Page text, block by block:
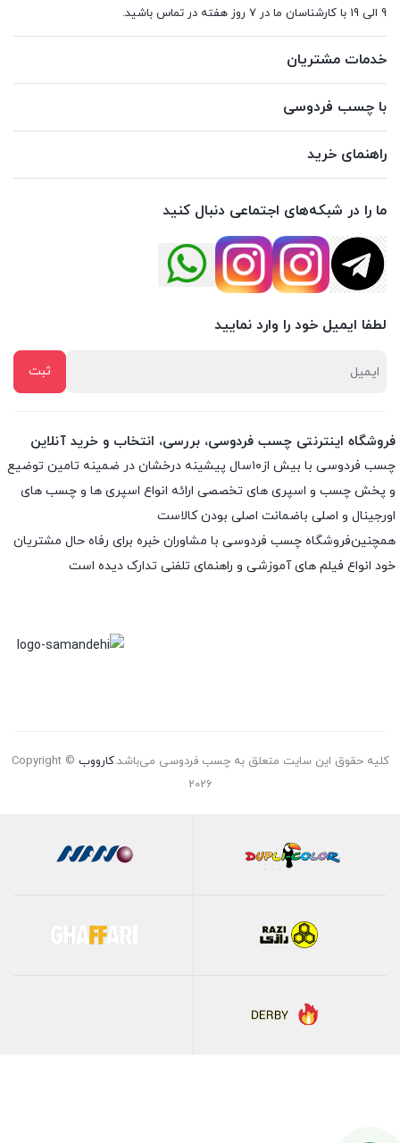
9 الی 19 با کارشناسان ما در 7 روز هفته در تماس باشید.
خدمات مشتریان
با چسب فردوسی
راهنمای خرید
ما را در شبکه‌های اجتماعی دنبال کنید
لطفا ایمیل خود را وارد نمایید
فروشگاه اینترنتی چسب فردوسی، بررسی، انتخاب و خرید آنلاین
چسب فردوسی با بیش از۱۰سال پیشینه درخشان در ضمینه تامین توضیع
و پخش چسب و اسپری های تخصصی ارائه انواع اسپری ها و چسب های
اورجینال و اصلی باضمانت اصلی بودن کالاست
همچنین‌فروشگاه چسب فردوسی با مشاوران خبره برای رفاه حال مشتریان
خود انواع فیلم های آموزشی و راهنمای تلفنی تدارک دیده است
کلیه حقوق این سایت متعلق به چسب فردوسی می‌باشد.کارووب Copyright ©
2026